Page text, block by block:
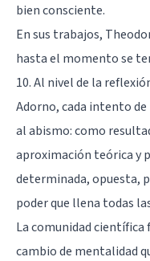
bien consciente.
En sus trabajos,
hasta el momento se
10. Al nivel de la
Adorno, cada intento
al abismo: como
aproximación teórica y
determinada, opuesta,
poder que llena todas
La comunidad científica
cambio de mentalidad